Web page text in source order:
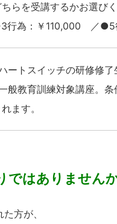
ちらを受講するかお選び
行為：￥110,000 ／●5
ートスイッチの研修修
般教育訓練対象講座。
ます。
ではありません
方が、